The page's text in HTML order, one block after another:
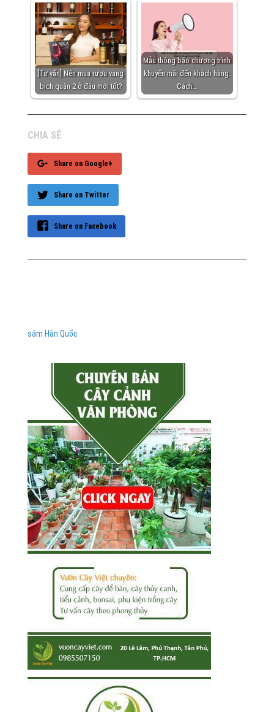
[Tư vấn] Nên mua rượu vang
bịch quận 2 ở đâu mới tốt?
Mẫu thông báo chương trình
khuyến mãi đến khách hàng:
Cách…
CHIA SẺ
Share on Google+
Share on Twitter
Share on Facebook
sâm Hàn Quốc